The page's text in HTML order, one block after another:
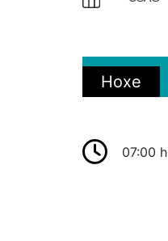
Hoxe
07:00 h